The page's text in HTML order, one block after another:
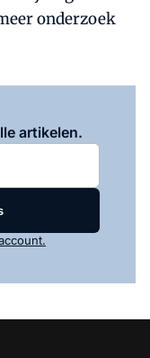
onderzoek
artikelen.